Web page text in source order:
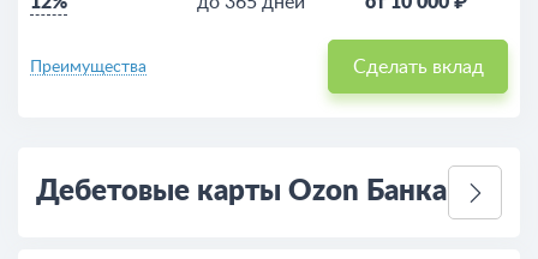
Преимущества Сделать вклад
Дебетовые карты Ozon Банка